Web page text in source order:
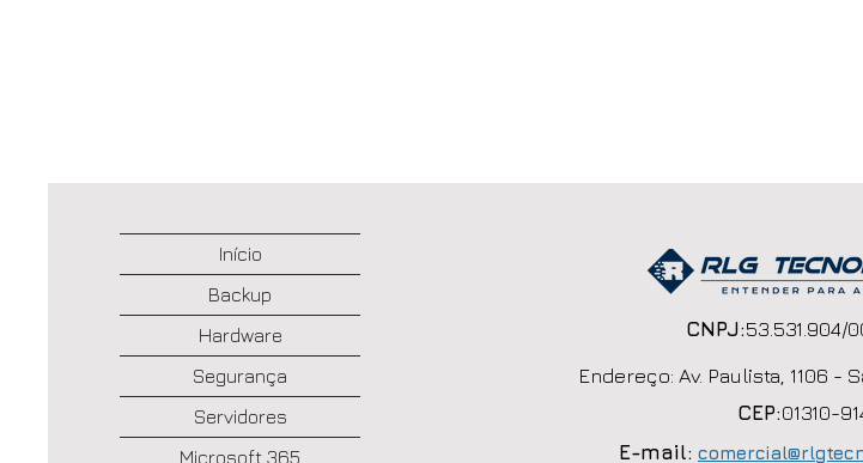
Início
Backup
Hardware
Segurança
Servidores
Microsoft 365
CNPJ:53.531.904/
Endereço: Av. Paulista, 1106 -
CEP:01310-
E-mail: